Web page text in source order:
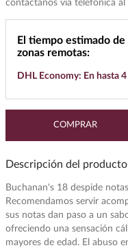
contáctanos vía telefónica al
El tiempo estimado
zonas remotas:
DHL Economy: En hasta
COMPRAR
Descripción del producto
Buchanan's 18 despide
Recomendamos servir
sus notas dan paso a un
ofreciendo una sensación
mayores de edad. El abuso
5.
mezcal
7.
buchanans
8.
don julio
9.
maestro dobel
black label